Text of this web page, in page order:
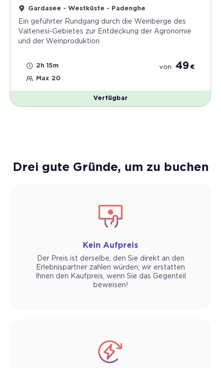
Gardasee - Westküste - Padenghe
Ein geführter Rundgang durch die Weinberge des
Valtenesi-Gebietes zur Entdeckung der Agronomie
und der Weinproduktion
2h 15m
Max 20
von 49 €
Verfügbar
Drei gute Gründe, um zu buchen
Kein Aufpreis
Der Preis ist derselbe, den Sie direkt an den
Erlebnispartner zahlen würden; wir erstatten
Ihnen den Kaufpreis, wenn Sie das Gegenteil
beweisen!